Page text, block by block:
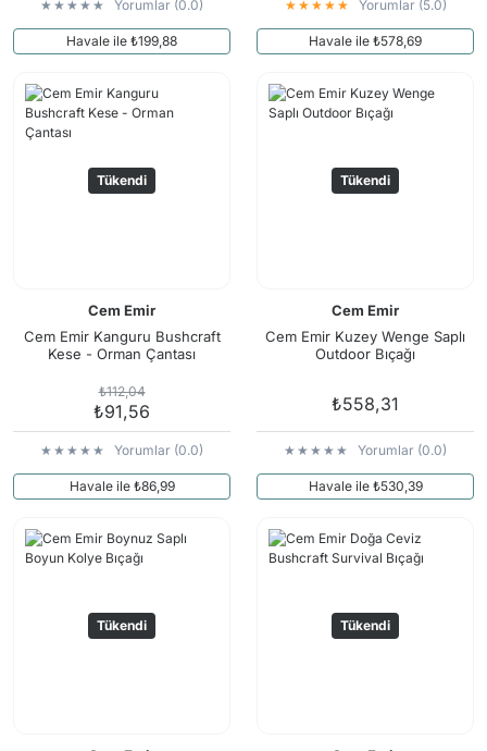
Yorumlar (0.0)
Havale ile ₺199,88
Yorumlar (5.0)
Havale ile ₺578,69
Tükendi
Cem Emir
Cem Emir Kanguru Bushcraft
Kese - Orman Çantası
₺112,04
₺91,56
Yorumlar (0.0)
Havale ile ₺86,99
Tükendi
Cem Emir
Cem Emir Kuzey Wenge Saplı
Outdoor Bıçağı
₺558,31
Yorumlar (0.0)
Havale ile ₺530,39
Tükendi Tükendi